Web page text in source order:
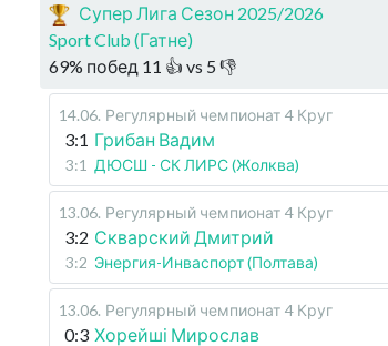
Супер Лига Сезон 2025/2026
Sport Club (Гатне)
69% побед 11 👍 vs 5 👎
14.06. Регулярный чемпионат 4 Круг
3:1 Грибан Вадим
3:1 ДЮСШ - СК ЛИРС (Жолква)
13.06. Регулярный чемпионат 4 Круг
3:2 Скварский Дмитрий
3:2 Энергия-Инваспорт (Полтава)
13.06. Регулярный чемпионат 4 Круг
0:3 Хорейші Мирослав